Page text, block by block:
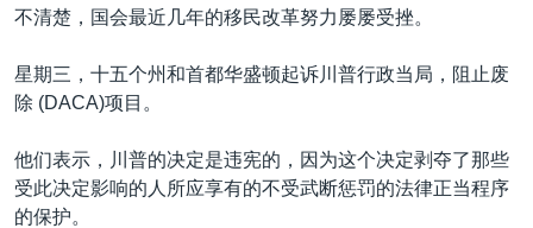
不清楚，国会最近几年的移民改革努力屡屡受挫。
星期三，十五个州和首都华盛顿起诉川普行政当局，阻止废
除 (DACA)项目。
他们表示，川普的决定是违宪的，因为这个决定剥夺了那些
受此决定影响的人所应享有的不受武断惩罚的法律正当程序
的保护。